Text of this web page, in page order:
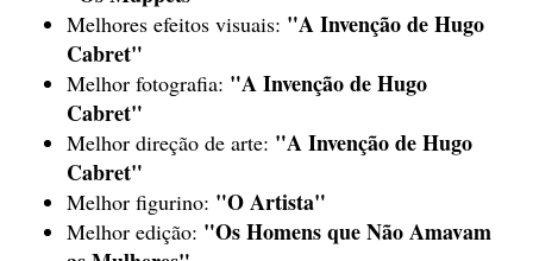
Melhores efeitos visuais: "A Invenção de Hugo
Cabret"
Melhor fotografia: "A Invenção de Hugo
Cabret"
Melhor direção de arte: "A Invenção de Hugo
Cabret"
Melhor figurino: "O Artista"
Melhor edição: "Os Homens que Não Amavam